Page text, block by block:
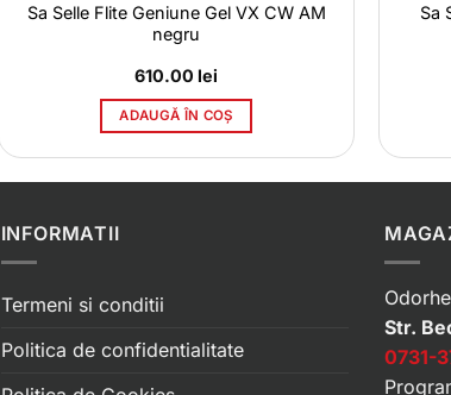
Sa Selle Flite Geniune Gel VX CW AM
negru
610.00 lei
ADAUGĂ ÎN COȘ
Sa
INFORMATII
Termeni si conditii
Politica de confidentialitate
Str.
0731-